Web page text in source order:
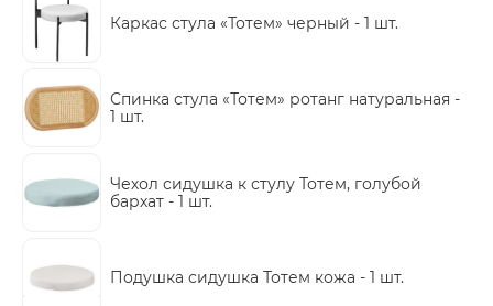
Каркас стула «Тотем» черный - 1 шт.
Спинка стула «Тотем» ротанг натуральная -
1 шт.
Чехол сидушка к стулу Тотем, голубой
бархат - 1 шт.
Подушка сидушка Тотем кожа - 1 шт.